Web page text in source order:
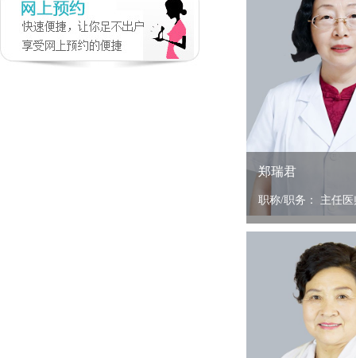
郑瑞君
职称/职务： 主任